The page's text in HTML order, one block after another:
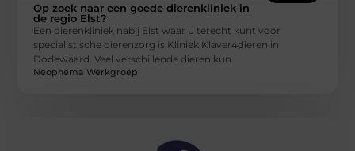
Op zoek naar een goede dierenkliniek in
de regio Elst?
Een dierenkliniek nabij Elst waar u terecht kunt voor
specialistische dierenzorg is Kliniek Klaver4dieren in
Dodewaard. Veel verschillende dieren kun
Neophema Werkgroep